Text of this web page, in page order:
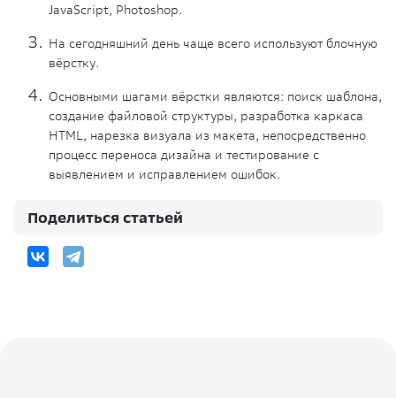
JavaScript, Photoshop.
На сегодняшний день чаще всего используют блочную
вёрстку.
Основными шагами вёрстки являются: поиск шаблона,
создание файловой структуры, разработка каркаса
HTML, нарезка визуала из макета, непосредственно
процесс переноса дизайна и тестирование с
выявлением и исправлением ошибок.
Поделиться статьей